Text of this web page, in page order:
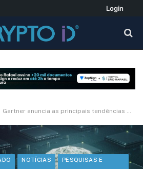
Login
Gartner anuncia as principais tendências que irão moldar o futuro de Data Science e Machine Learning
NOTÍCIAS
PESQUISAS E